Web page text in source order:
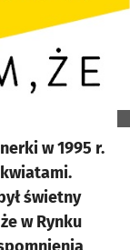
w 1995 r.
świetny
w Rynku